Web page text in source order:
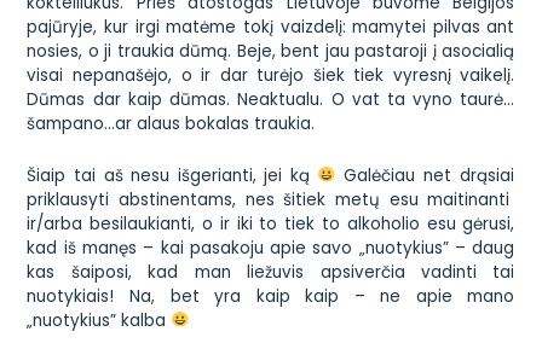
pajūryje, kur irgi matėme tokį vaizdelį: mamytei pilvas ant
nosies, o ji traukia dūmą. Beje, bent jau pastaroji į asocialią
visai nepanašėjo, o ir dar turėjo šiek tiek vyresnį vaikelį.
Dūmas dar kaip dūmas. Neaktualu. O vat ta vyno taurė…
šampano…ar alaus bokalas traukia.
Šiaip tai aš nesu išgerianti, jei ką
Galėčiau net drąsiai
priklausyti abstinentams, nes šitiek metų esu maitinanti
ir/arba besilaukianti, o ir iki to tiek to alkoholio esu gėrusi,
kad iš manęs – kai pasakoju apie savo „nuotykius” – daug
kas šaiposi, kad man liežuvis apsiverčia vadinti tai
nuotykiais! Na, bet yra kaip kaip – ne apie mano
„nuotykius” kalba